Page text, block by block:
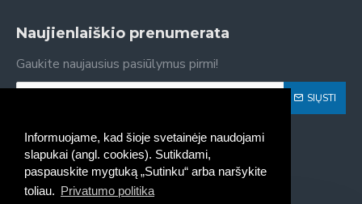
Informuojame, kad šioje svetainėje naudojami
slapukai (angl. cookies). Sutikdami,
paspauskite mygtuką „Sutinku“ arba naršykite
toliau. Privatumo politika
Naujienlaiškio prenumerata
Gaukite naujausius pasiūlymus pirmi!
SIŲSTI
Susipažinau ir sutinku su Privatumo politika